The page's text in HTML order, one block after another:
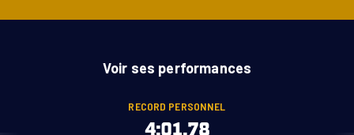
Voir ses performances
RECORD PERSONNEL
4:01.78